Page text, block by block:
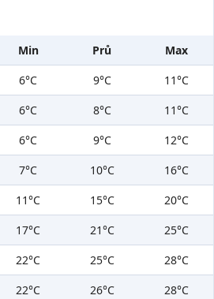
Min Prů
Max
6°C 9°C
11°C
6°C 8°C
11°C
6°C 9°C
12°C
7°C 10°C
16°C
11°C 15°C
20°C
17°C 21°C
25°C
22°C 25°C
28°C
22°C 26°C
28°C